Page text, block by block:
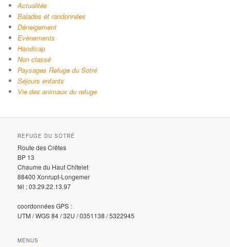
Actualités
Balades et randonnées
Déneigement
Evènements
Handicap
Non classé
Paysages Refuge du Sotré
Séjours enfants
Vie des animaux du refuge
REFUGE DU SOTRÉ
Route des Crêtes
BP 13
Chaume du Haut Chitelet
88400 Xonrupt-Longemer
tél : 03.29.22.13.97
coordonnées GPS :
UTM / WGS 84 / 32U / 0351138 / 5322945
MENUS